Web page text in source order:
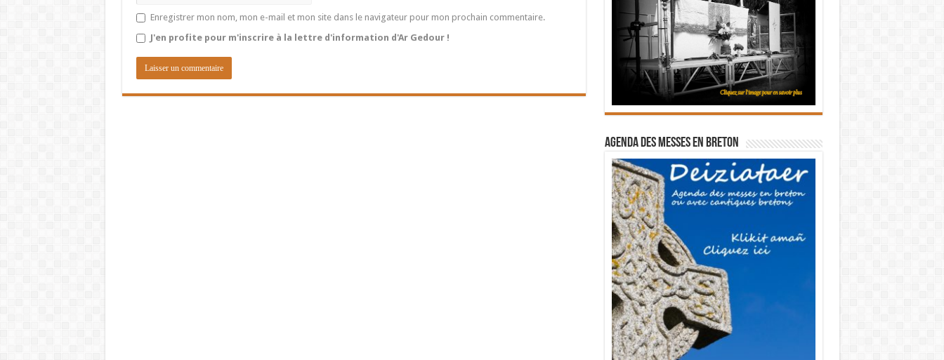
Enregistrer mon nom, mon e-mail et mon site dans le navigateur pour mon prochain commentaire.
J'en profite pour m'inscrire à la lettre d'information d'Ar Gedour !
Agenda des messes en breton